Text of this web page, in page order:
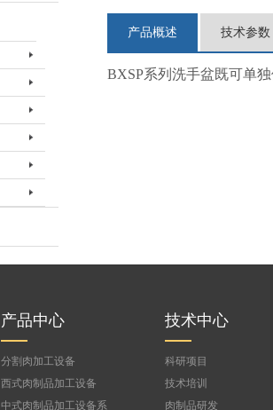
产品概述 技术参数
BXSP系列洗手盆既可单
产品中心
分割肉加工设备
西式肉制品加工设备
中式肉制品加工设备系
技术中心
科研项目
技术培训
肉制品研发